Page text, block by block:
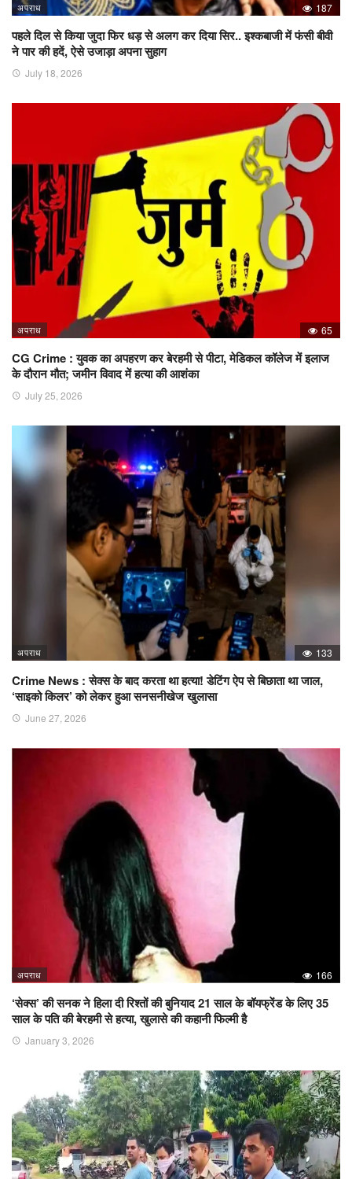
अपराध 187
पहले दिल से किया जुदा फिर धड़ से अलग कर दिया सिर.. इश्कबाजी में फंसी बीवी
ने पार की हदें, ऐसे उजाड़ा अपना सुहाग
July 18, 2026
अपराध 65
CG Crime : युवक का अपहरण कर बेरहमी से पीटा, मेडिकल कॉलेज में इलाज
के दौरान मौत; जमीन विवाद में हत्या की आशंका
July 25, 2026
अपराध 133
Crime News : सेक्स के बाद करता था हत्या! डेटिंग ऐप से बिछाता था जाल,
‘साइको किलर’ को लेकर हुआ सनसनीखेज खुलासा
June 27, 2026
अपराध 166
‘सेक्स’ की सनक ने हिला दी रिश्तों की बुनियाद 21 साल के बॉयफ्रेंड के लिए 35
साल के पति की बेरहमी से हत्या, खुलासे की कहानी फिल्मी है
January 3, 2026